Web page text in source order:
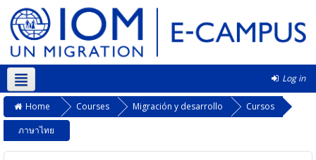
Log in
Kurmanji ‎(kmr)‎
Home Courses Migración y desarrollo
Cursos
ภาษาไทย